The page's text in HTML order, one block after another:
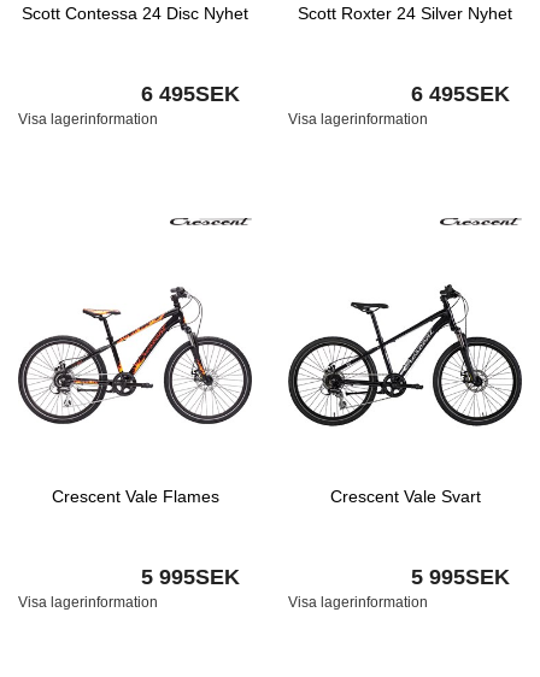
Scott Contessa 24 Disc Nyhet
6 495SEK
Visa lagerinformation
Scott Roxter 24 Silver Nyhet
6 495SEK
Visa lagerinformation
Crescent Vale Flames
5 995SEK
Visa lagerinformation
Crescent Vale Svart
5 995SEK
Visa lagerinformation